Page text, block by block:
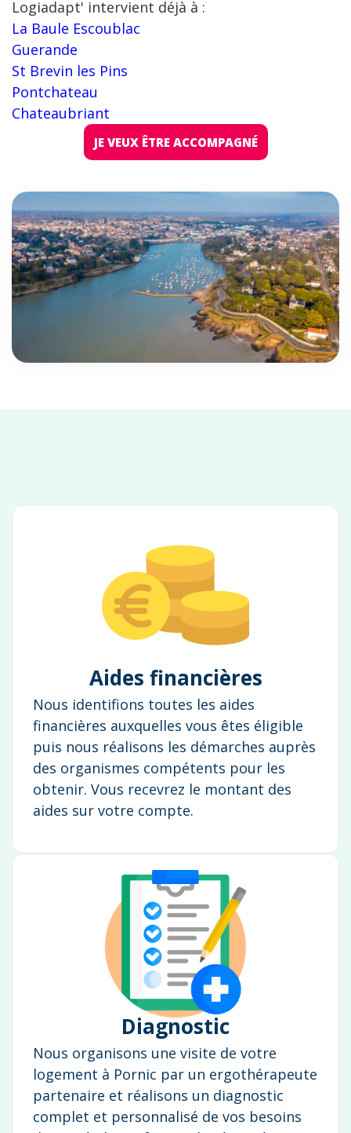
Logiadapt' intervient déjà à :
La Baule Escoublac
Guerande
St Brevin les Pins
Pontchateau
Chateaubriant
JE VEUX ÊTRE ACCOMPAGNÉ
Aides financières
Nous identifions toutes les aides
financières auxquelles vous êtes éligible
puis nous réalisons les démarches auprès
des organismes compétents pour les
obtenir. Vous recevrez le montant des
aides sur votre compte.
Diagnostic
Nous organisons une visite de votre
logement à Pornic par un ergothérapeute
partenaire et réalisons un diagnostic
complet et personnalisé de vos besoins